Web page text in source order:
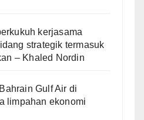
kerjasama
strategik termasuk
– Khaled Nordin
Gulf Air di
limpahan ekonomi